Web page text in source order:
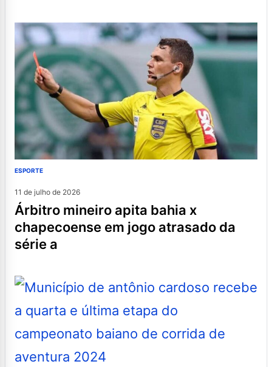
ESPORTE
11 de julho de 2026
árbitro mineiro apita bahia x
chapecoense em jogo atrasado da
série a